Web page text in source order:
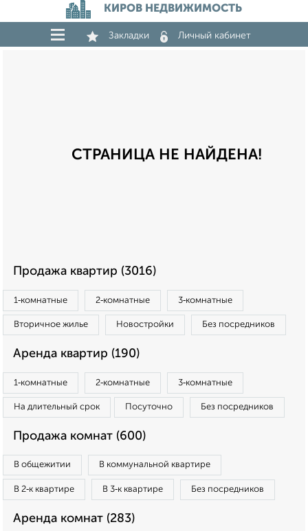
КИРОВ НЕДВИЖИМОСТЬ
Закладки Личный кабинет
СТРАНИЦА НЕ НАЙДЕНА!
Продажа квартир (3016)
1‑комнатные 2‑комнатные 3‑комнатные
Вторичное жилье Новостройки Без посредников
Аренда квартир (190)
1‑комнатные 2‑комнатные 3‑комнатные
На длительный срок Посуточно Без посредников
Продажа комнат (600)
В общежитии В коммунальной квартире
В 2‑к квартире В 3‑к квартире Без посредников
Аренда комнат (283)